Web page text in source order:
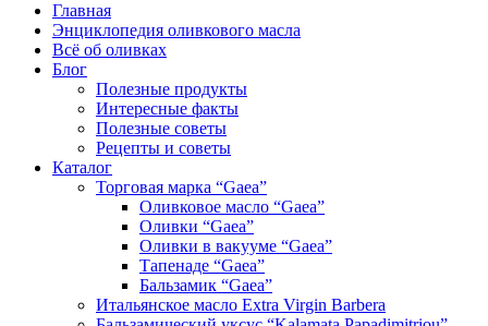
Главная
Энциклопедия оливкового масла
Всё об оливках
Блог
Полезные продукты
Интересные факты
Полезные советы
Рецепты и советы
Каталог
Торговая марка “Gaea”
Оливковое масло “Gaea”
Оливки “Gaea”
Оливки в вакууме “Gaea”
Тапенаде “Gaea”
Бальзамик “Gaea”
Итальянское масло Extra Virgin Barbera